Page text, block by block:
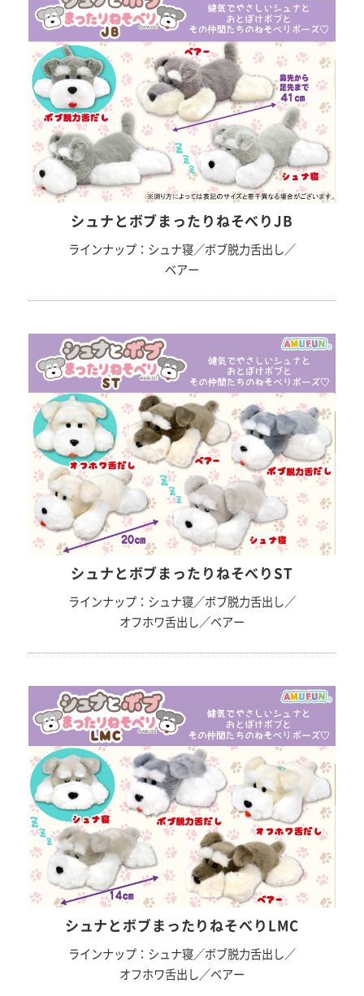
シュナとボブまったりねそべりJB
ラインナップ：シュナ寝／ボブ脱力舌出し／
ベアー
シュナとボブまったりねそべりST
ラインナップ：シュナ寝／ボブ脱力舌出し／
オフホワ舌出し／ベアー
シュナとボブまったりねそべりLMC
ラインナップ：シュナ寝／ボブ脱力舌出し／
オフホワ舌出し／ベアー